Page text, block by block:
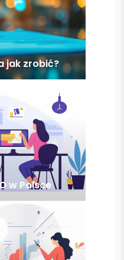
jak zrobić?
w Polsce